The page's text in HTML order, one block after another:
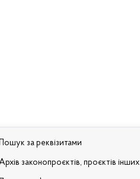
за реквізитами
законопроєктів, проєктів інших